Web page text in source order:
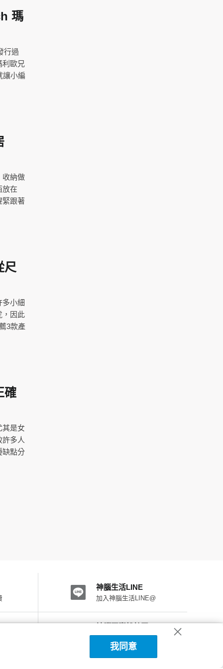
瑪
行過
利歐兄
讓小編
收納做
放在
緊跟著
尺
小細
，因此
3款產
確
其是女
多人
缺點分
神腦生活LINE
加入神腦生活LINE@
加入FB粉絲團
我同意